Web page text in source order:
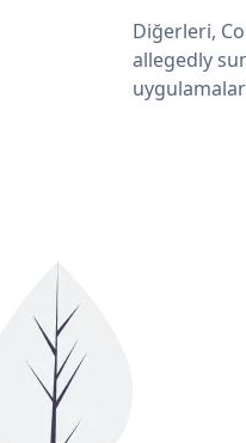
Diğerleri,
allegedly